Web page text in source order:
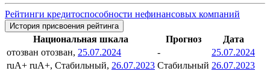
Рейтинги кредитоспособности нефинансовых компаний
История присвоения рейтинга
Национальная шкала Прогноз
Дата
отозван отозван, 25.07.2024 -
25.07.2024
ruA+ ruA+, Стабильный, 26.07.2023 Стабильный 26.07.2023